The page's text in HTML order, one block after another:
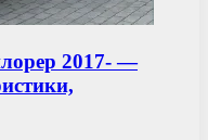
2017- —